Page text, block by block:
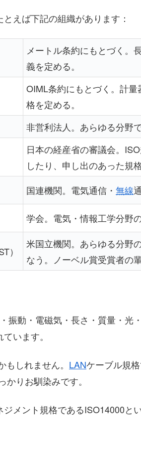
えば下記の組織があります：
メートル条約にもとづく。
義を定める。
OIML条約にもとづく。計
格を定める。
非営利法人。あらゆる分野
日本の経産省の審議会。
したり、申し出のあった規
国連機関。電気通信・ 無線
学会。電気・情報工学分野
）
米国立機関。あらゆる分野
なう。ノーベル賞受賞者の輩
振動・電磁気・長さ・質量・光
います。
しれません。 LANケーブル規
りお馴染みです。
メント規格であるISO14000と